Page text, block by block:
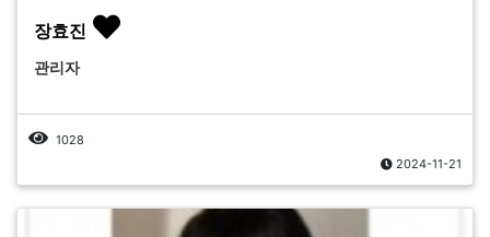
장효진
관리자
1028
2024-11-21